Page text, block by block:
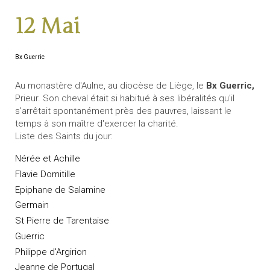
12 Mai
Bx Guerric
Au monastère d'Aulne, au diocèse de Liège, le Bx Guerric,
Prieur. Son cheval était si habitué à ses libéralités qu'il
s'arrêtait spontanément près des pauvres, laissant le
temps à son maître d'exercer la charité.
Liste des Saints du jour:
Nérée et Achille
Flavie Domitille
Epiphane de Salamine
Germain
St Pierre de Tarentaise
Guerric
Philippe d'Argirion
Jeanne de Portugal